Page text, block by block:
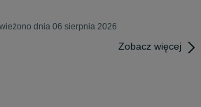
dnia 06 sierpnia 2026
Zobacz więcej